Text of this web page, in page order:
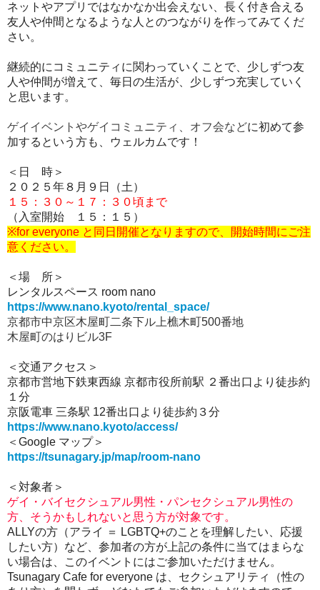
ネットやアプリではなかなか出会えない、長く付き合える
友人や仲間となるような人とのつながりを作ってみてくだ
さい。
継続的にコミュニティに関わっていくことで、少しずつ友
人や仲間が増えて、毎日の生活が、少しずつ充実していく
と思います。
ゲイイベントやゲイコミュニティ、オフ会などに初めて参
加するという方も、ウェルカムです！
＜日 時＞
２０２５年８月９日（土）
１５：３０～１７：３０頃まで
（入室開始 １５：１５）
※for everyone と同日開催となりますので、開始時間にご注
意ください。
＜場 所＞
レンタルスペース room nano
https://www.nano.kyoto/rental_space/
京都市中京区木屋町二条下ル上樵木町500番地
木屋町のはりビル3F
＜交通アクセス＞
京都市営地下鉄東西線 京都市役所前駅 ２番出口より徒歩約
１分
京阪電車 三条駅 12番出口より徒歩約３分
https://www.nano.kyoto/access/
＜Google マップ＞
https://tsunagary.jp/map/room-nano
＜対象者＞
ゲイ・ バイセクシュアル男性・パンセクシュアル男性の
方、そうかもしれないと思う方が対象です。
ALLYの方（アライ ＝ LGBTQ+のことを理解したい、応援
したい方）など、参加者の方が上記の条件に当てはまらな
い場合は、このイベントにはご参加いただけません。
Tsunagary Cafe for everyone は、セクシュアリティ（性の